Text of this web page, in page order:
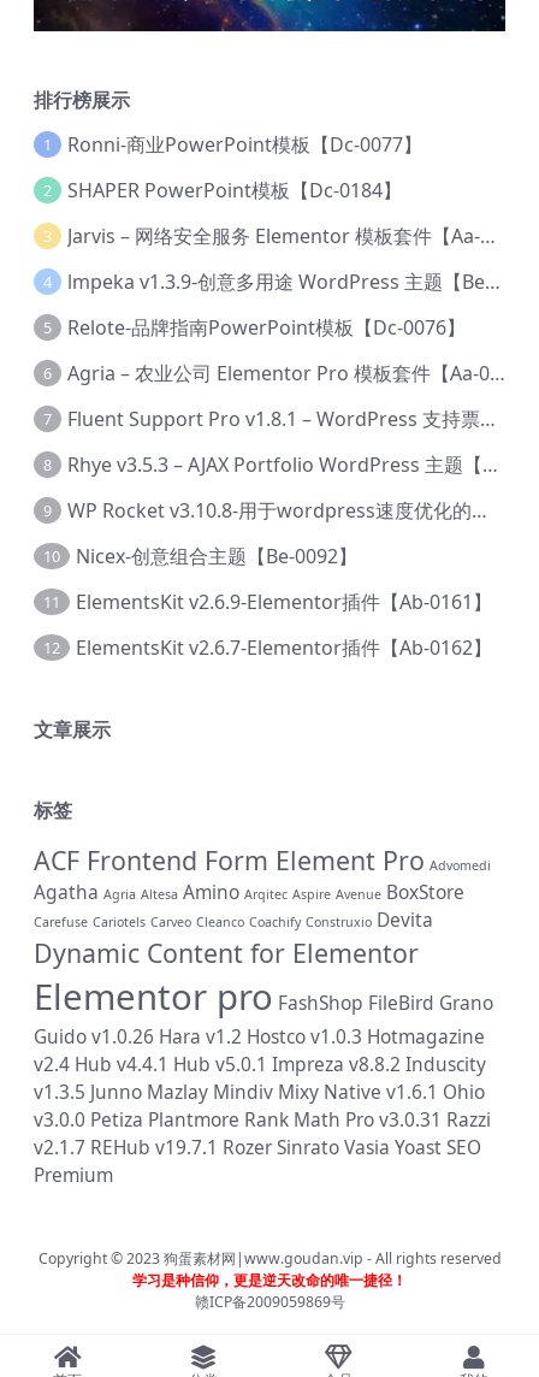
排行榜展示
1 Ronni-商业PowerPoint模板【Dc-0077】
2 SHAPER PowerPoint模板【Dc-0184】
3 Jarvis – 网络安全服务 Elementor 模板套件【Aa-0035】
4 lmpeka v1.3.9-创意多用途 WordPress 主题【Be-0064】
5 Relote-品牌指南PowerPoint模板【Dc-0076】
6 Agria – 农业公司 Elementor Pro 模板套件【Aa-0003】
7 Fluent Support Pro v1.8.1 – WordPress 支持票务系统【Cc-0041】
8 Rhye v3.5.3 – AJAX Portfolio WordPress 主题【Bi-0049】
9 WP Rocket v3.10.8-用于wordpress速度优化的缓存加速插件【Cd-0019】
10 Nicex-创意组合主题【Be-0092】
11 ElementsKit v2.6.9-Elementor插件【Ab-0161】
12 ElementsKit v2.6.7-Elementor插件【Ab-0162】
文章展示
标签
ACF Frontend Form Element Pro Advomedi
Agatha Agria Altesa Amino Arqitec Aspire Avenue BoxStore
Carefuse Cariotels Carveo Cleanco Coachify Construxio Devita
Dynamic Content for Elementor
Elementor pro FashShop FileBird Grano
Guido v1.0.26 Hara v1.2 Hostco v1.0.3 Hotmagazine
v2.4 Hub v4.4.1 Hub v5.0.1 Impreza v8.8.2 Induscity
v1.3.5 Junno Mazlay Mindiv Mixy Native v1.6.1 Ohio
v3.0.0 Petiza Plantmore Rank Math Pro v3.0.31 Razzi
v2.1.7 REHub v19.7.1 RozerSinratoVasia Yoast SEO
Premium
Copyright © 2023狗蛋素材网|www.goudan.vip - All rights reserved
学习是种信仰，更是逆天改命的唯一捷径！
赣ICP备2009059869号